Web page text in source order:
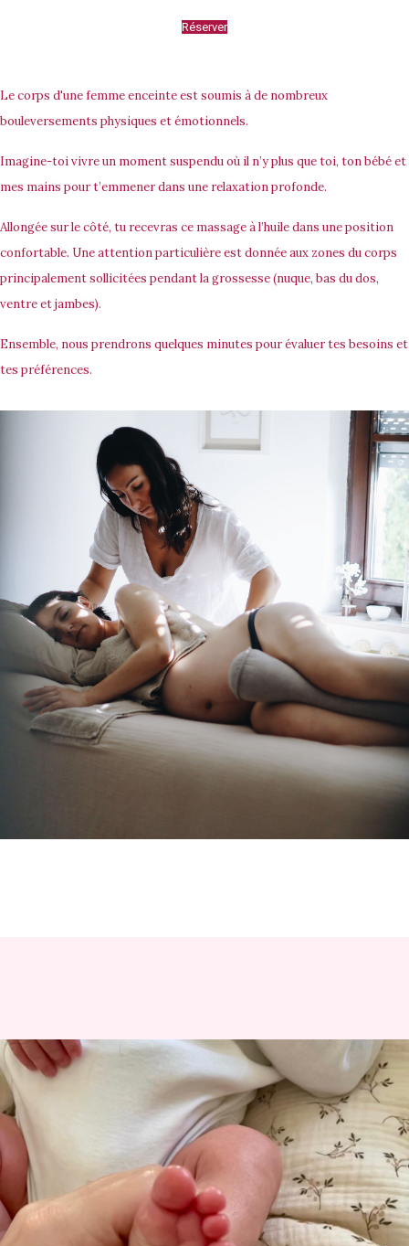
Réserver
Le corps d'une femme enceinte est soumis à de nombreux
bouleversements physiques et émotionnels.
Imagine-toi vivre un moment suspendu où il n’y plus que toi, ton bébé et
mes mains pour t’emmener dans une relaxation profonde.
Allongée sur le côté, tu recevras ce massage à l’huile dans une position
confortable. Une attention particulière est donnée aux zones du corps
principalement sollicitées pendant la grossesse (nuque, bas du dos,
ventre et jambes).
Ensemble, nous prendrons quelques minutes pour évaluer tes besoins et
tes préférences.